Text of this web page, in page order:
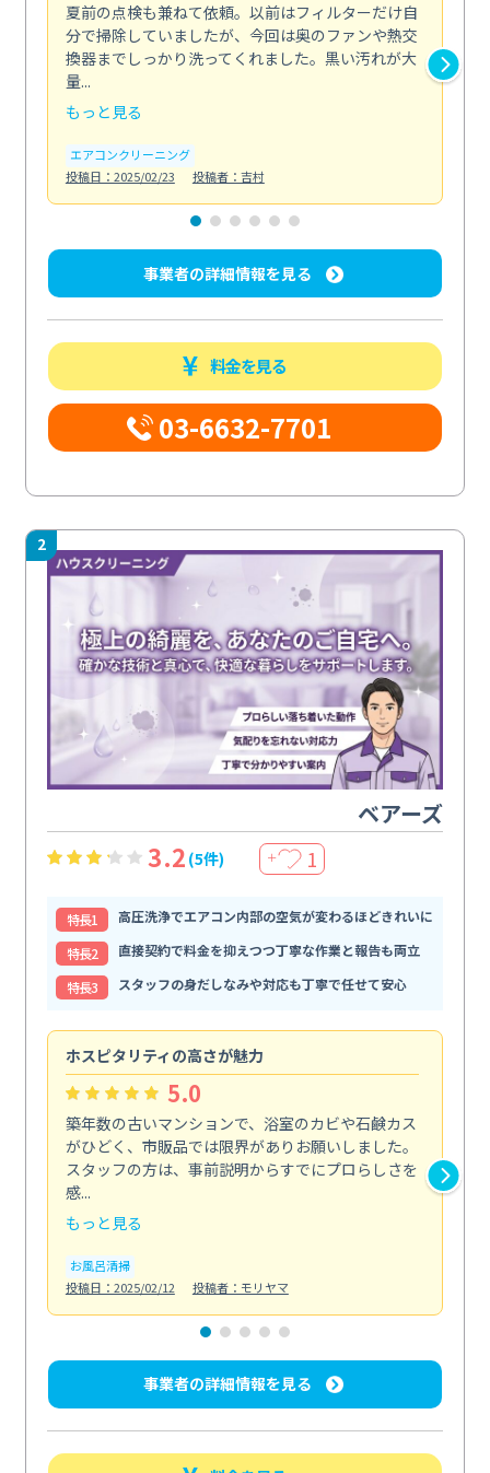
夏前の点検も兼ねて依頼。以前はフィルターだけ自
分で掃除していましたが、今回は奥のファンや熱交
換器までしっかり洗ってくれました。黒い汚れが大
量...
もっと見る
エアコンクリーニング
投稿日：2025/02/23
投稿者：吉村
事業者の詳細情報を見る
料金を見る
03-6632-7701
2
ベアーズ
3.2 (5件) ＋ 1
特⻑1
高圧洗浄でエアコン内部の空気が変わるほどきれいに
特⻑2
直接契約で料金を抑えつつ丁寧な作業と報告も両立
特⻑3
スタッフの身だしなみや対応も丁寧で任せて安心
ホスピタリティの高さが魅力
5.0
築年数の古いマンションで、浴室のカビや石鹸カス
がひどく、市販品では限界がありお願いしました。
スタッフの方は、事前説明からすでにプロらしさを
感...
もっと見る
お風呂清掃
投稿日：2025/02/12
投稿者：モリヤマ
事業者の詳細情報を見る